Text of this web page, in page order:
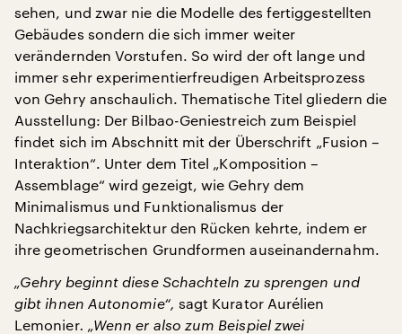
sehen, und zwar nie die Modelle des fertiggestellten
Gebäudes sondern die sich immer weiter
verändernden Vorstufen. So wird der oft lange und
immer sehr experimentierfreudigen Arbeitsprozess
von Gehry anschaulich. Thematische Titel gliedern die
Ausstellung: Der Bilbao-Geniestreich zum Beispiel
findet sich im Abschnitt mit der Überschrift „Fusion –
Interaktion“. Unter dem Titel „Komposition –
Assemblage“ wird gezeigt, wie Gehry dem
Minimalismus und Funktionalismus der
Nachkriegsarchitektur den Rücken kehrte, indem er
ihre geometrischen Grundformen auseinandernahm.
„Gehry beginnt diese Schachteln zu sprengen und
gibt ihnen Autonomie“, sagt Kurator Aurélien
Lemonier. „Wenn er also zum Beispiel zwei